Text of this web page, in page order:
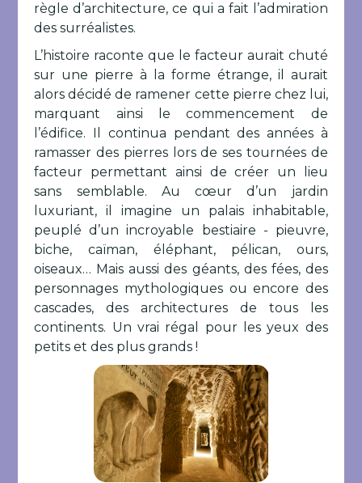
règle d’architecture, ce qui a fait l’admiration
des surréalistes.
L’histoire raconte que le facteur aurait chuté
sur une pierre à la forme étrange, il aurait
alors décidé de ramener cette pierre chez lui,
marquant ainsi le commencement de
l’édifice. Il continua pendant des années à
ramasser des pierres lors de ses tournées de
facteur permettant ainsi de créer un lieu
sans semblable. Au cœur d’un jardin
luxuriant, il imagine un palais inhabitable,
peuplé d’un incroyable bestiaire - pieuvre,
biche, caïman, éléphant, pélican, ours,
oiseaux… Mais aussi des géants, des fées, des
personnages mythologiques ou encore des
cascades, des architectures de tous les
continents. Un vrai régal pour les yeux des
petits et des plus grands !